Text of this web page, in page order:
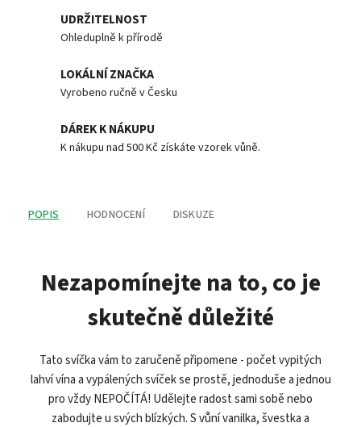
UDRŽITELNOST
Ohleduplně k přírodě
LOKÁLNÍ ZNAČKA
Vyrobeno ručně v Česku
DÁREK K NÁKUPU
K nákupu nad 500 Kč získáte vzorek vůně.
POPIS HODNOCENÍ DISKUZE
Nezapomínejte na to, co je
skutečně důležité
Tato svíčka vám to zaručeně připomene - počet vypitých
lahví vína a vypálených svíček se prostě, jednoduše a jednou
pro vždy NEPOČÍTÁ! Udělejte radost sami sobě nebo
zabodujte u svých blízkých. S vůní vanilka, švestka a